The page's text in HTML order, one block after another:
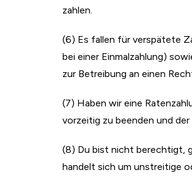
zahlen.
(6) Es fallen für verspätete
bei einer Einmalzahlung)
zur Betreibung an einen
(7) Haben wir eine
vorzeitig zu beenden und
(8) Du bist nicht berechtigt,
handelt sich um unstreitige